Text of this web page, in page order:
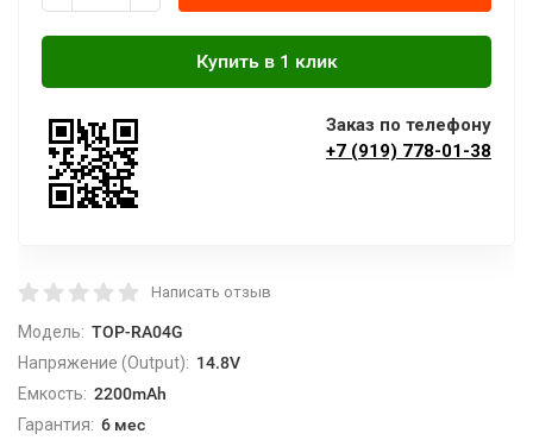
Заказ по телефону
+7 (919) 778-01-38
Написать отзыв
Модель: TOP-RA04G
Напряжение (Output): 14.8V
Емкость: 2200mAh
Гарантия: 6 мес